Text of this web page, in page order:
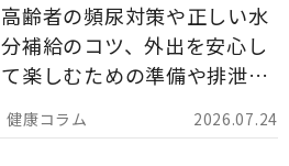
2026.07.24
高齢者の頻尿対策や正しい水
分補給のコツ、外出を安心し
て楽しむための準備や排泄ケ
ア用品の選び方を解説しま
す。